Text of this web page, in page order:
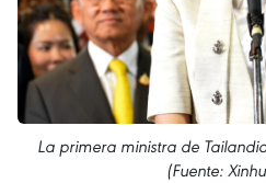
La primera ministra de
(Fuente: